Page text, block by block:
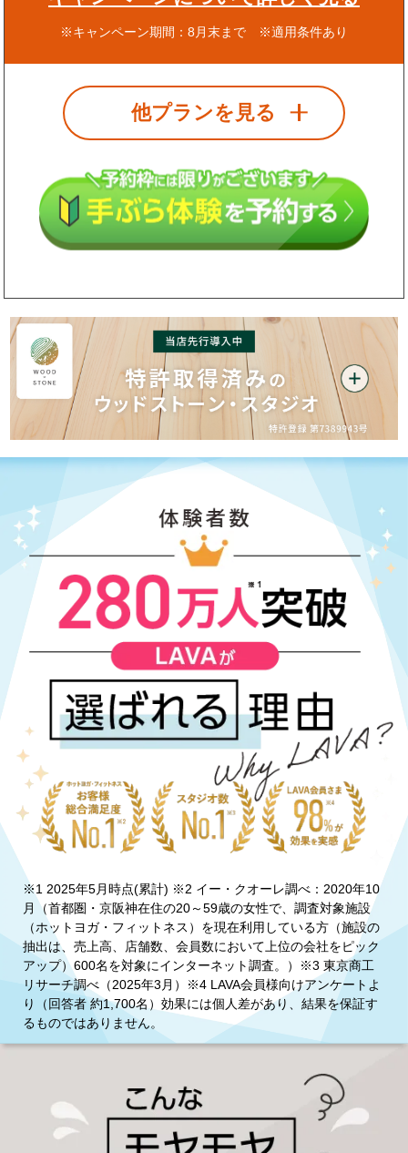
※キャンペーン期間：8月末まで ※適用条件あり
他プランを見る
※1 2025年5月時点(累計) ※2 イー・クオーレ調べ：2020年10
月（首都圏・京阪神在住の20～59歳の女性で、調査対象施設
（ホットヨガ・フィットネス）を現在利用している方（施設の
抽出は、売上高、店舗数、会員数において上位の会社をピック
アップ）600名を対象にインターネット調査。）※3 東京商工
リサーチ調べ（2025年3月）※4 LAVA会員様向けアンケートよ
り（回答者 約1,700名）効果には個人差があり、結果を保証す
るものではありません。